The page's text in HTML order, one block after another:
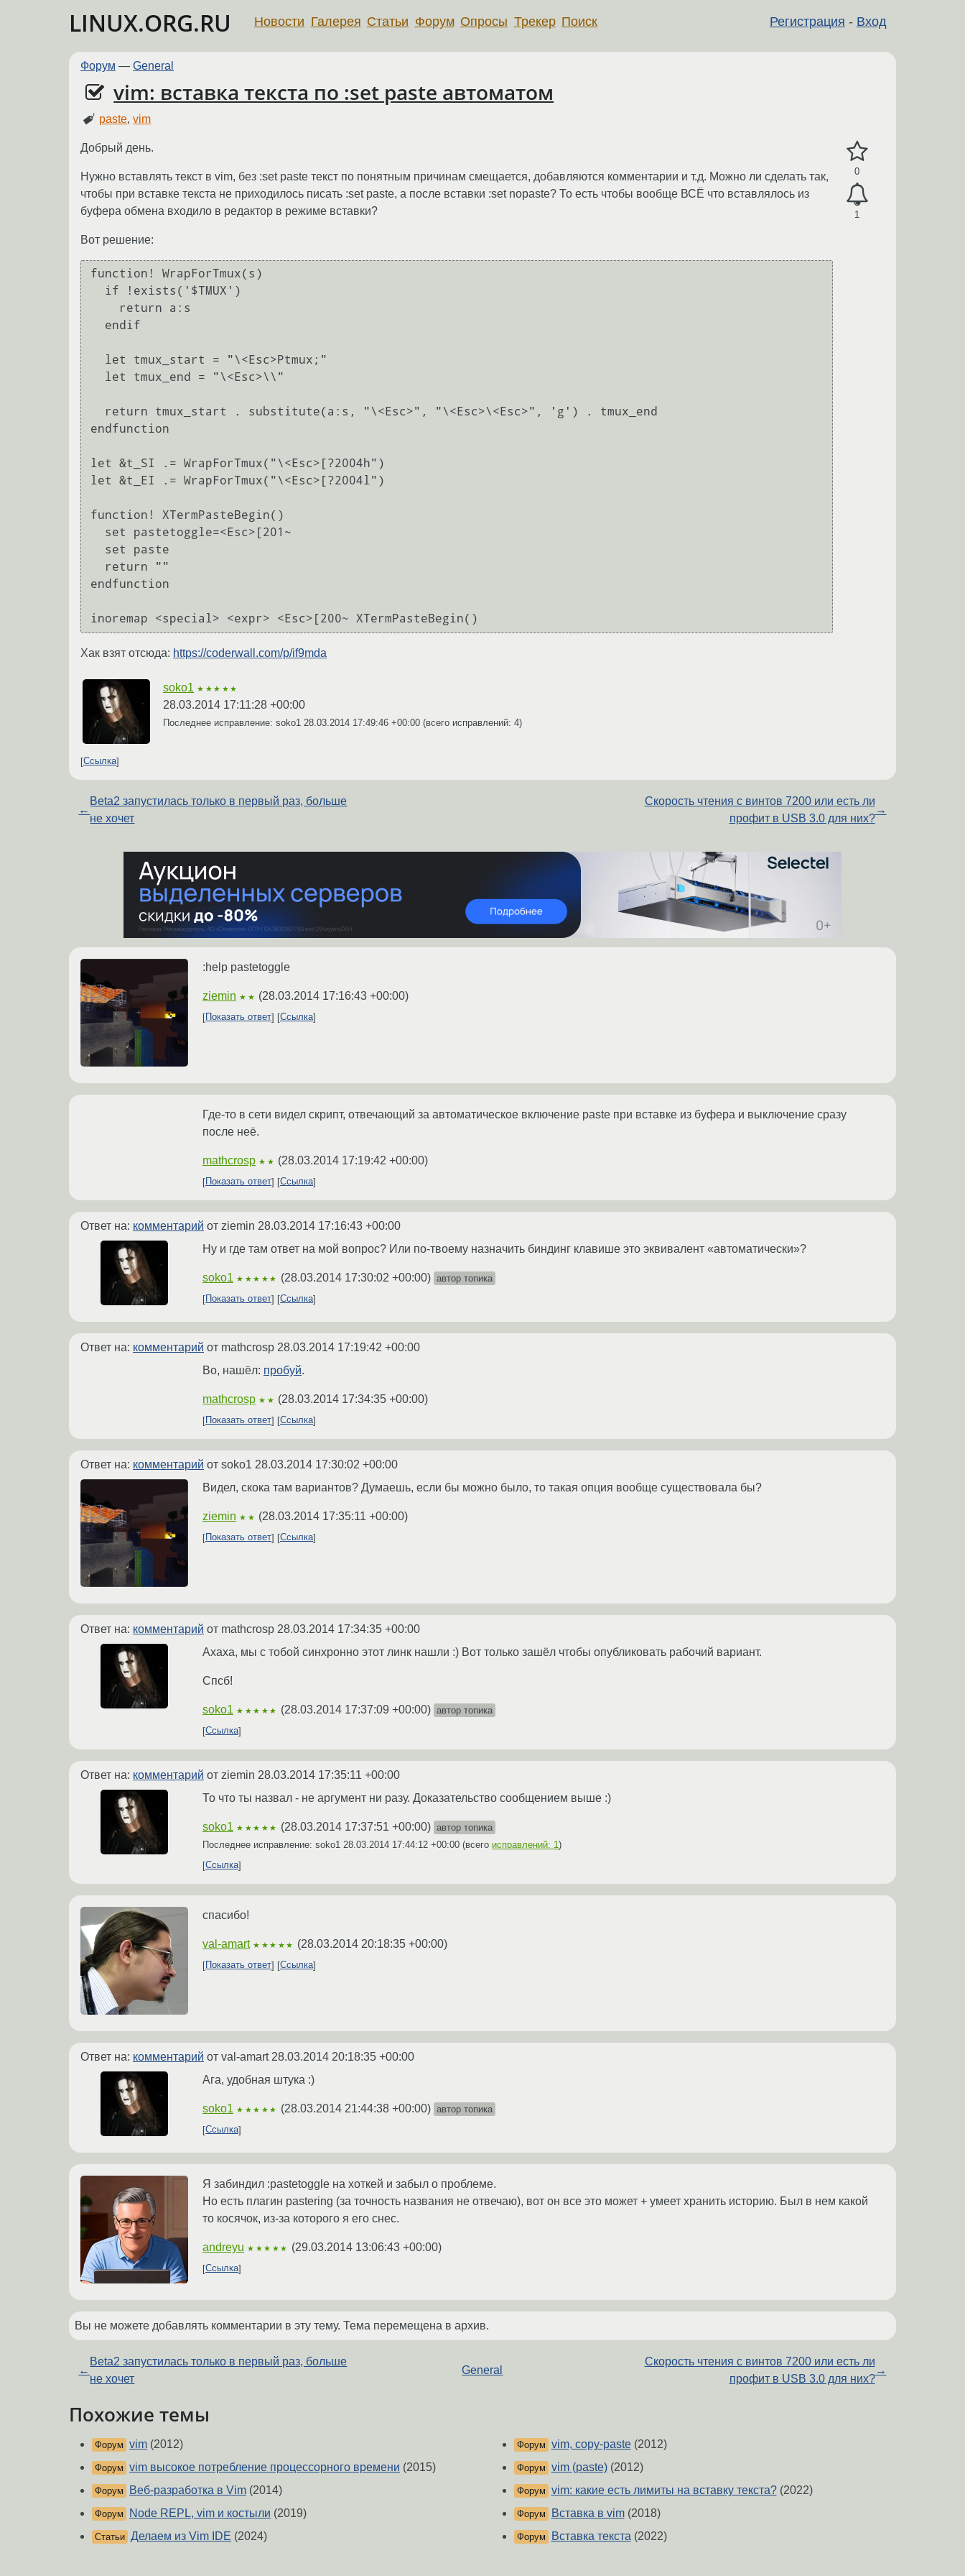
LINUX.ORG.RU Регистрация - Вход
Новости Галерея Статьи Форум Опросы Трекер Поиск
Форум — General
vim: вставка текста по :set paste автоматом
paste,vim
0
1
Добрый день.
Нужно вставлять текст в vim, без :set paste текст по понятным причинам смещается, добавляются комментарии и т.д. Можно ли сделать так,
чтобы при вставке текста не приходилось писать :set paste, а после вставки :set nopaste? То есть чтобы вообще ВСЁ что вставлялось из
буфера обмена входило в редактор в режиме вставки?
Вот решение:
function! WrapForTmux(s)
endfunction
let &t_SI .= WrapForTmux("\<Esc>[?2004h")
let &t_EI .= WrapForTmux("\<Esc>[?2004l")
function! XTermPasteBegin()
endfunction
Хак взят отсюда: https://coderwall.com/p/if9mda
soko1 ★★★★★
28.03.2014 17:11:28 +00:00
Последнее исправление: soko1 28.03.2014 17:49:46 +00:00 (всего исправлений: 4)
Ссылка
←
Beta2 запустилась только в первый раз, больше
не хочет
Скорость чтения с винтов 7200 или есть ли
профит в USB 3.0 для них?
→
:help pastetoggle
ziemin ★★ (28.03.2014 17:16:43 +00:00)
Показать ответ Ссылка
Где-то в сети видел скрипт, отвечающий за автоматическое включение paste при вставке из буфера и выключение сразу
после неё.
mathcrosp ★★ (28.03.2014 17:19:42 +00:00)
Показать ответ Ссылка
Ответ на: комментарий от ziemin 28.03.2014 17:16:43 +00:00
Ну и где там ответ на мой вопрос? Или по-твоему назначить биндинг клавише это эквивалент «автоматически»?
soko1 ★★★★★ (28.03.2014 17:30:02 +00:00) автор топика
Показать ответ
Ссылка
Ответ на: комментарий от mathcrosp 28.03.2014 17:19:42 +00:00
Во, нашёл: пробуй.
mathcrosp ★★ (28.03.2014 17:34:35 +00:00)
Показать ответ Ссылка
Ответ на: комментарий от soko1 28.03.2014 17:30:02 +00:00
Видел, скока там вариантов? Думаешь, если бы можно было, то такая опция вообще существовала бы?
ziemin ★★ (28.03.2014 17:35:11 +00:00)
Показать ответ Ссылка
Ответ на: комментарий от mathcrosp 28.03.2014 17:34:35 +00:00
Ахаха, мы с тобой синхронно этот линк нашли :) Вот только зашёл чтобы опубликовать рабочий вариант.
Спсб!
soko1 ★★★★★ (28.03.2014 17:37:09 +00:00) автор топика
Ссылка
Ответ на: комментарий от ziemin 28.03.2014 17:35:11 +00:00
То что ты назвал - не аргумент ни разу. Доказательство сообщением выше :)
soko1 ★★★★★ (28.03.2014 17:37:51 +00:00) автор топика
Последнее исправление: soko1 28.03.2014 17:44:12 +00:00 (всего исправлений: 1 )
Ссылка
спасибо!
val-amart ★★★★★ (28.03.2014 20:18:35 +00:00)
Показать ответ Ссылка
Ответ на: комментарий от val-amart 28.03.2014 20:18:35 +00:00
Ага, удобная штука :)
soko1 ★★★★★ (28.03.2014 21:44:38 +00:00) автор топика
Ссылка
Я забиндил :pastetoggle на хоткей и забыл о проблеме.
Но есть плагин pastering (за точность названия не отвечаю), вот он все это может + умеет хранить историю. Был в нем какой
то косячок, из-за которого я его снес.
andreyu ★★★★★ (29.03.2014 13:06:43 +00:00)
Ссылка
Вы не можете добавлять комментарии в эту тему. Тема перемещена в архив.
←
Beta2 запустилась только в первый раз, больше
не хочет
General
Скорость чтения с винтов 7200 или есть ли
профит в USB 3.0 для них?
→
Похожие темы
Форум vim (2012)
Форум vim высокое потребление процессорного времени (2015)
Форум Веб-разработка в Vim (2014)
Форум Node REPL, vim и костыли (2019)
Статьи Делаем из Vim IDE (2024)
Форум vim, copy-paste(2012)
Форум vim (paste)(2012)
Форум vim: какие есть лимиты на вставку текста?(2022)
Форум Вставка в vim(2018)
Форум Вставка текста(2022)